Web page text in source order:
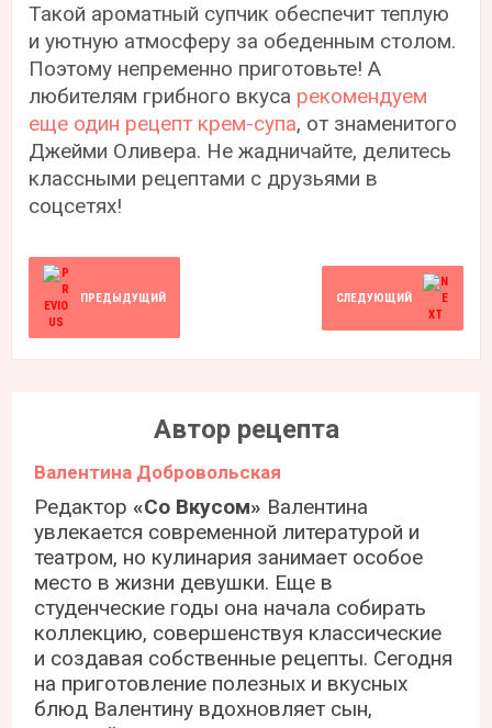
Такой ароматный супчик обеспечит теплую
и уютную атмосферу за обеденным столом.
Поэтому непременно приготовьте! А
любителям грибного вкуса рекомендуем
еще один рецепт крем-супа, от знаменитого
Джейми Оливера. Не жадничайте, делитесь
классными рецептами с друзьями в
соцсетях!
ПРЕДЫДУЩИЙ СЛЕДУЮЩИЙ
Автор рецепта
Валентина Добровольская
Редактор«Со Вкусом» Валентина
увлекается современной литературой и
театром, но кулинария занимает особое
место в жизни девушки. Еще в
студенческие годы она начала собирать
коллекцию, совершенствуя классические
и создавая собственные рецепты. Сегодня
на приготовление полезных и вкусных
блюд Валентину вдохновляет сын,